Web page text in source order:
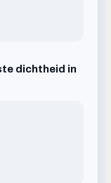
dichtheid in